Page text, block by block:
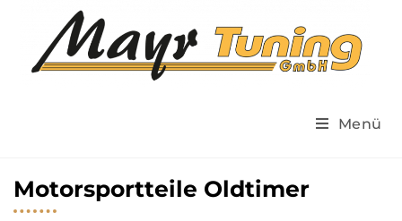
Menü
Motorsportteile Oldtimer